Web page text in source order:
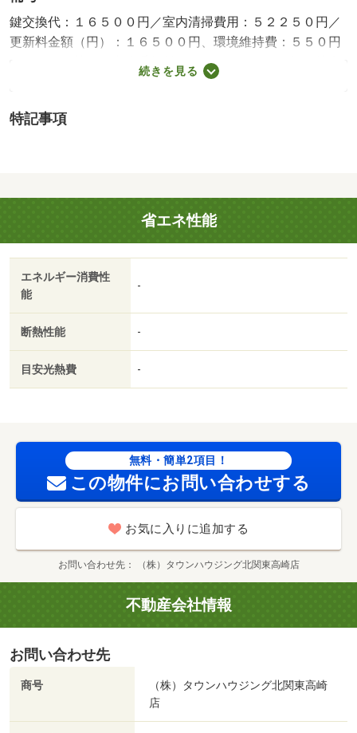
鍵交換代：１６５００円／室内清掃費用：５２２５０円／
更新料金額（円）：１６５００円、環境維持費：５５０円
／月、引き落とし事務手数料：５２４円／月／保証会社利
用必：保証人代行会社 プラザ賃貸管理保証賃貸保証料
０％ｏｒ１２０％年間保証料１万円／普通借家０２年００
ンハウジング高崎店へお気軽にお問合せください♪／バスト
イレ別／エアコン／浴室乾燥機／室内洗濯置／駐輪場／宅
配ボックス／即入居可／敷金不要／電気コンロ／保証金不
要／礼金１ヶ月/賃貸戸数:24戸
続きを見る
特記事項
省エネ性能
エネルギー消費性
能
-
断熱性能 -
目安光熱費 -
無料・簡単2項目！
この物件にお問い合わせする
お気に入りに追加する
お問い合わせ先 （株）タウンハウジング北関東高崎店
不動産会社情報
お問い合わせ先
商号
（株）タウンハウジング北関東高崎
店